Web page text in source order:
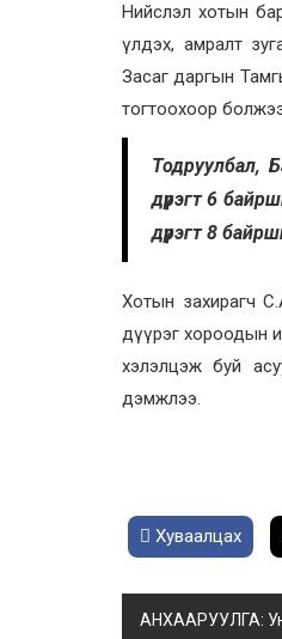
Нийслэл хотын
үлдэх, амралт
Засаг даргын
тогтоохоор
Тодруулбал,
дүүрэгт 6
дүүрэгт 8
Хотын захирагч
дүүрэг хороодын
хэлэлцэж буй
дэмжлээ.
Хуваалцах
АНХААРУУЛГА: